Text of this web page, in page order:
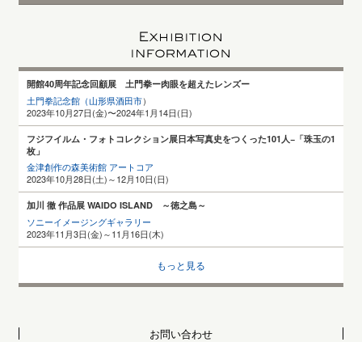
開館40周年記念回顧展 土門拳ー肉眼を超えたレンズー
土門拳記念館（山形県酒田市）
2023年10月27日(金)〜2024年1月14日(日)
フジフイルム・フォトコレクション展日本写真史をつくった101人−「珠玉の1
枚」
金津創作の森美術館 アートコア
2023年10月28日(土)～12月10日(日)
加川 徹 作品展 WAIDO ISLAND ～徳之島～
ソニーイメージングギャラリー
2023年11月3日(金)～11月16日(木)
もっと見る
お問い合わせ